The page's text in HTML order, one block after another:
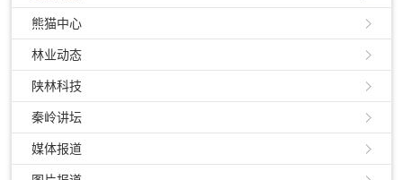
熊猫中心
林业动态
陕林科技
秦岭讲坛
媒体报道